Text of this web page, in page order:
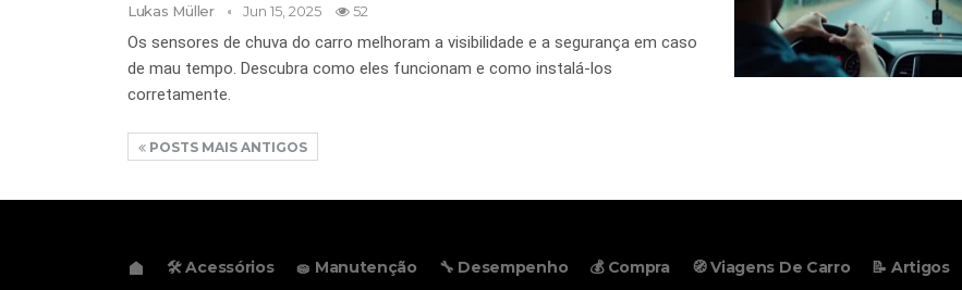
Lukas Müller Jun 15, 2025 52
Os sensores de chuva do carro melhoram a visibilidade e a segurança em caso
de mau tempo. Descubra como eles funcionam e como instalá-los
corretamente.
POSTS MAIS ANTIGOS
🛠️ Acessórios 🧽 Manutenção 🔧 Desempenho 💰 Compra 🧭 Viagens De Carro 📝 Artigos